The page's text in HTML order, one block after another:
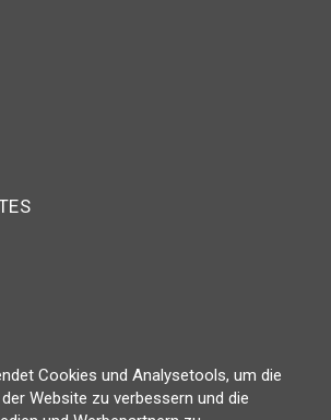
2026
Cookies und Analysetools, um die
Website zu verbessern und die